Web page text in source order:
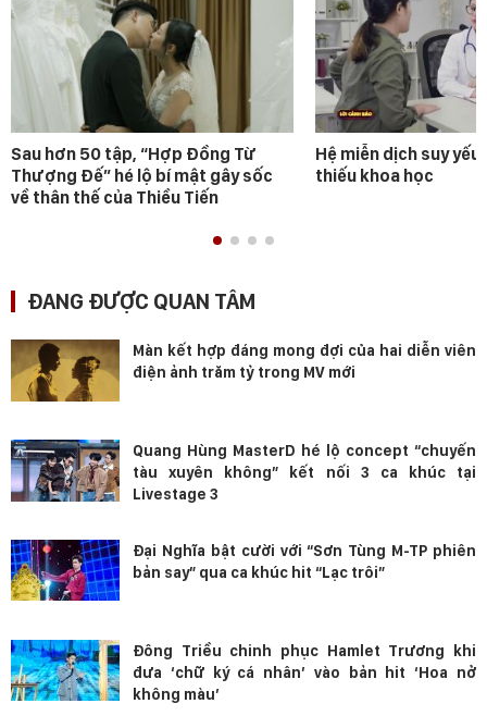
Sau hơn 50 tập, “Hợp Đồng Từ
Thượng Đế” hé lộ bí mật gây sốc
về thân thế của Thiều Tiến
Hệ miễn dịch suy
thiếu khoa học
ĐANG ĐƯỢC QUAN TÂM
Màn kết hợp đáng mong đợi của hai diễn viên
điện ảnh trăm tỷ trong MV mới
Quang Hùng MasterD hé lộ concept “chuyến
tàu xuyên không” kết nối 3 ca khúc tại
Livestage 3
Đại Nghĩa bật cười với “Sơn Tùng M-TP phiên
bản say” qua ca khúc hit “Lạc trôi”
Đông Triều chinh phục Hamlet Trương khi
đưa ‘chữ ký cá nhân’ vào bản hit ‘Hoa nở
không màu’